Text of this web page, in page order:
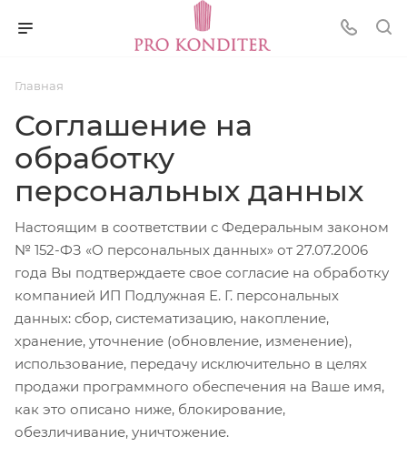
Главная
Соглашение на
обработку
персональных данных
Настоящим в соответствии с Федеральным законом
№ 152-ФЗ «О персональных данных» от 27.07.2006
года Вы подтверждаете свое согласие на обработку
компанией ИП Подлужная Е. Г. персональных
данных: сбор, систематизацию, накопление,
хранение, уточнение (обновление, изменение),
использование, передачу исключительно в целях
продажи программного обеспечения на Ваше имя,
как это описано ниже, блокирование,
обезличивание, уничтожение.